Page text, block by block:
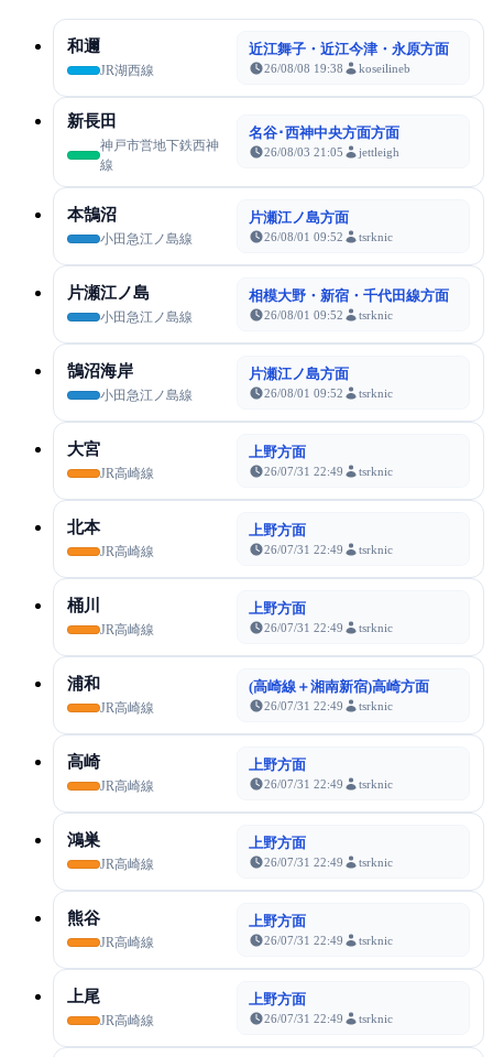
和邇
JR湖西線
近江舞子・近江今津・永原方面
26/08/08 19:38 koseilineb
新長田
神戸市営地下鉄西神
線
名谷･西神中央方面方面
26/08/03 21:05 jettleigh
本鵠沼
小田急江ノ島線
片瀬江ノ島方面
26/08/01 09:52 tsrknic
片瀬江ノ島
小田急江ノ島線
相模大野・新宿・千代田線方面
26/08/01 09:52 tsrknic
鵠沼海岸
小田急江ノ島線
片瀬江ノ島方面
26/08/01 09:52 tsrknic
大宮
JR高崎線
上野方面
26/07/31 22:49 tsrknic
北本
JR高崎線
上野方面
26/07/31 22:49 tsrknic
桶川
JR高崎線
上野方面
26/07/31 22:49 tsrknic
浦和
JR高崎線
(高崎線＋湘南新宿)高崎方面
26/07/31 22:49 tsrknic
高崎
JR高崎線
上野方面
26/07/31 22:49 tsrknic
鴻巣
JR高崎線
上野方面
26/07/31 22:49 tsrknic
熊谷
JR高崎線
上野方面
26/07/31 22:49 tsrknic
上尾
JR高崎線
上野方面
26/07/31 22:49 tsrknic